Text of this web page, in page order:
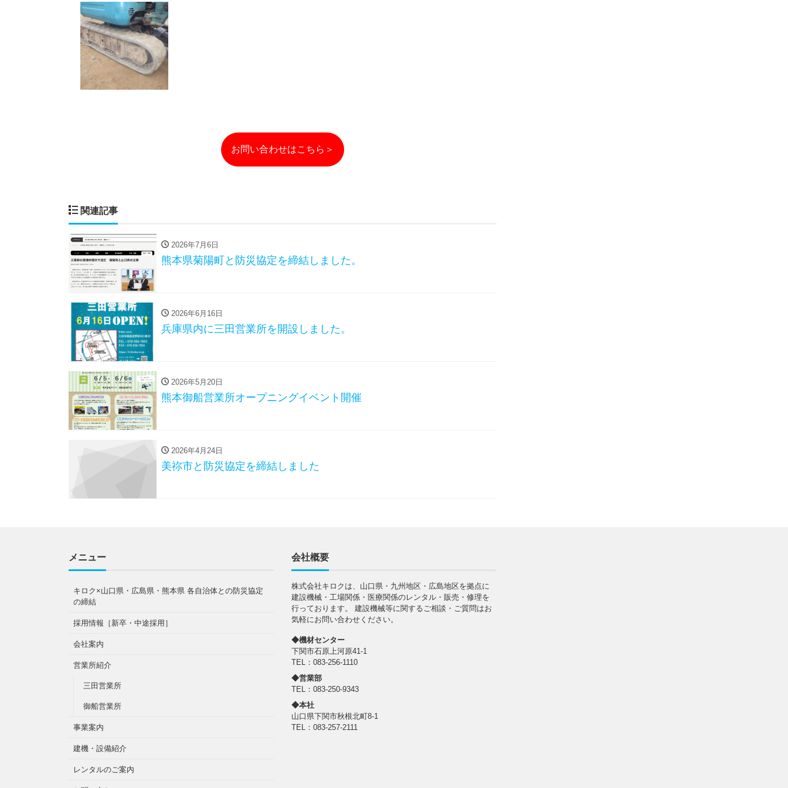
お問い合わせはこちら＞
関連記事
2026年7月6日
熊本県菊陽町と防災協定を締結しました。
2026年6月16日
兵庫県内に三田営業所を開設しました。
2026年5月20日
熊本御船営業所オープニングイベント開催
2026年4月24日
美祢市と防災協定を締結しました
メニュー
キロク×山口県・広島県・熊本県 各自治体との防災協定
の締結
採用情報［新卒・中途採用］
会社案内
営業所紹介
三田営業所
御船営業所
事業案内
建機・設備紹介
レンタルのご案内
会社概要
株式会社キロクは、山口県・九州地区・広島地区を拠点に
建設機械・工場関係・医療関係のレンタル・販売・修理を
行っております。 建設機械等に関するご相談・ご質問はお
気軽にお問い合わせください。
◆機材センター
下関市石原上河原41-1
TEL：083-256-1110
◆営業部
TEL：083-250-9343
◆本社
山口県下関市秋根北町8-1
TEL：083-257-2111